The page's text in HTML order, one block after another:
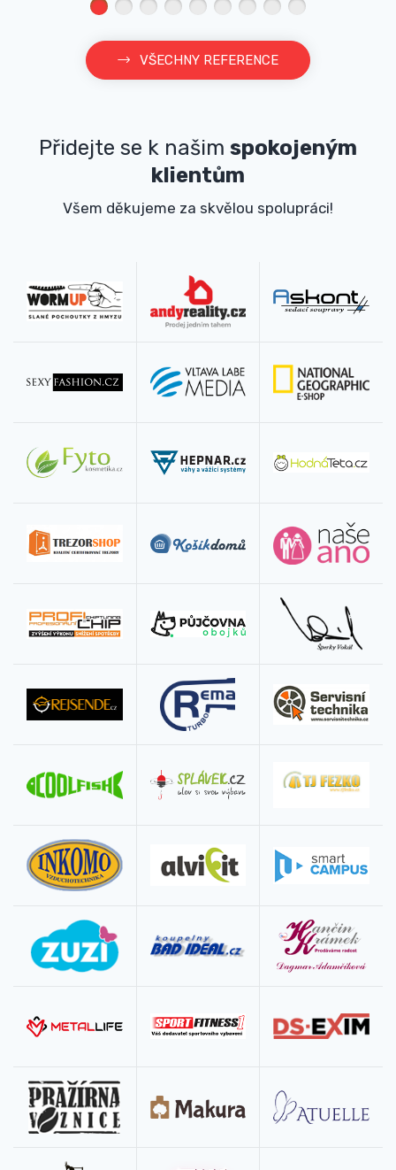
VŠECHNY REFERENCE
Přidejte se k našim spokojeným
klientům
Všem děkujeme za skvělou spolupráci!